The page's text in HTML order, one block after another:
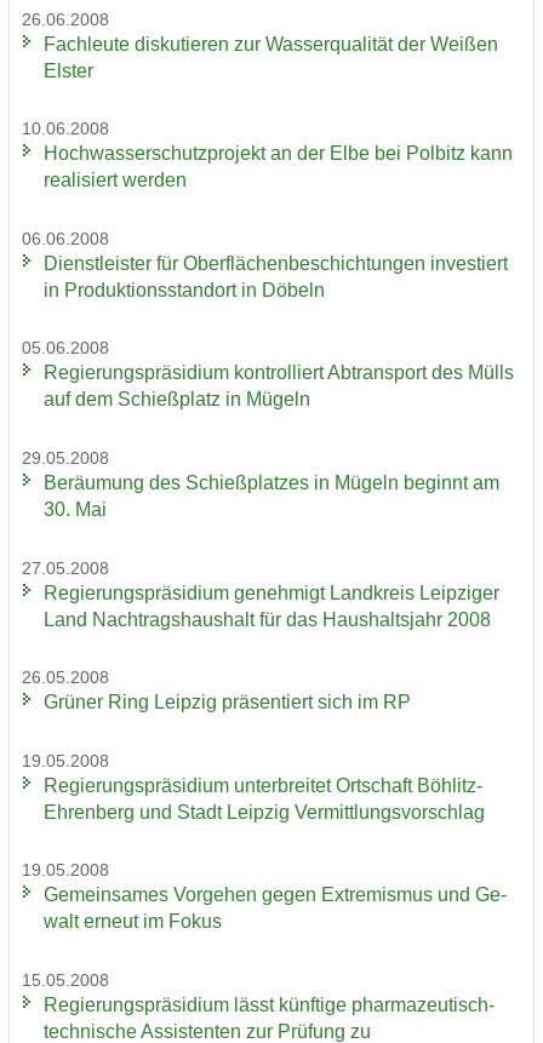
26.06.2008
Fach­leu­te dis­ku­tie­ren zur Was­ser­qua­li­tät der Wei­ßen
Els­ter
10.06.2008
Hoch­was­ser­schutz­pro­jekt an der Elbe bei Pol­bitz kann
rea­li­siert wer­den
06.06.2008
Dienst­leis­ter für Ober­flä­chen­be­schich­tun­gen in­ves­tiert
in Pro­duk­ti­ons­stand­ort in Dö­beln
05.06.2008
Re­gie­rungs­prä­si­di­um kon­trol­liert Ab­trans­port des Mülls
auf dem Schieß­platz in Mü­geln
29.05.2008
Be­räu­mung des Schieß­plat­zes in Mü­geln be­ginnt am
30. Mai
27.05.2008
Re­gie­rungs­prä­si­di­um ge­neh­migt Land­kreis Leip­zi­ger
Land Nach­trags­haus­halt für das Haus­halts­jahr 2008
26.05.2008
Grü­ner Ring Leip­zig prä­sen­tiert sich im RP
19.05.2008
Re­gie­rungs­prä­si­di­um un­ter­brei­tet Ort­schaft Böhlitz-​
Ehrenberg und Stadt Leip­zig Ver­mitt­lungs­vor­schlag
19.05.2008
Ge­mein­sa­mes Vor­ge­hen gegen Ex­tre­mis­mus und Ge­
walt er­neut im Fokus
15.05.2008
Re­gie­rungs­prä­si­di­um lässt künf­ti­ge pharmazeutisch-​
technische As­sis­ten­ten zur Prü­fung zu